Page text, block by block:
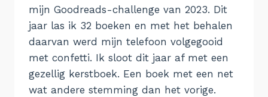
mijn Goodreads-challenge van 2023. Dit
jaar las ik 32 boeken en met het behalen
daarvan werd mijn telefoon volgegooid
met confetti. Ik sloot dit jaar af met een
gezellig kerstboek. Een boek met een net
wat andere stemming dan het vorige.